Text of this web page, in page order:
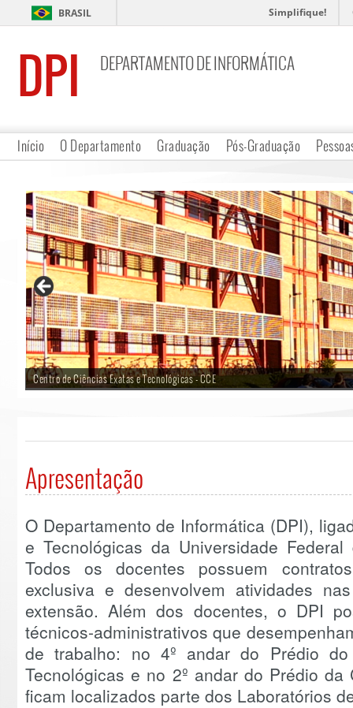
BRASIL Simplifique!
DPI DEPARTAMENTO DE INFORMÁTICA
Início O Departamento Graduação Pós-Graduação
Centro de Ciências Exatas e Tecnológicas - CCE
Apresentação
O Departamento de Informática (DPI),
e Tecnológicas da Universidade
Todos os docentes possuem
exclusiva e desenvolvem atividades
extensão. Além dos docentes, o DPI
técnicos-administrativos que
de trabalho: no 4º andar do Prédio
Tecnológicas e no 2º andar do Prédio
ficam localizados parte dos Laboratórios